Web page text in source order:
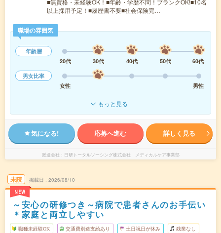
■無資格・未経験OK！■年齢・学歴不問！ブランクOK!■10名
以上採用予定！■履歴書不要■社会保険完…
職場の雰囲気
年齢層
20代
30代 40代 50代
60代
男女比率
女性
男性
もっと見る
気になる! 応募へ進む 詳しく見る
派遣会社 日研トータルソーシング株式会社 メディカルケア事業部
未読
NEW
掲載日 2026/08/10
～安心の研修つき～病院で患者さんのお手伝い
＊家庭と両立しやすい
職種未経験OK 交通費別途支給あり 土日祝日が休み 残業なし